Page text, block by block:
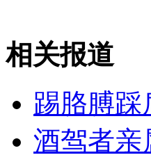
山西运城恶犬咬伤多人
相关报道
踢胳膊踩
酒驾者亲